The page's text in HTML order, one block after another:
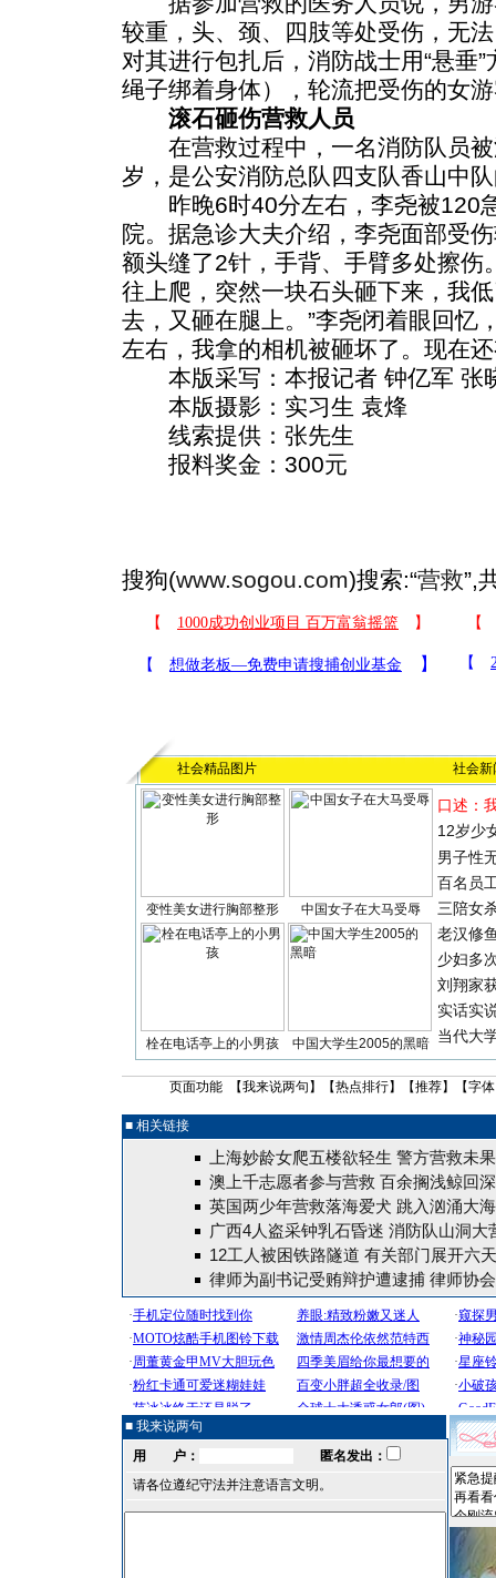
较重，头、颈、四肢等处受伤，无
对其进行包扎后，消防战士用“悬垂
绳子绑着身体），轮流把受伤的女
滚石砸伤营救人员
在营救过程中，一名消防队员被
岁，是公安消防总队四支队香山中
昨晚6时40分左右，李尧被120
院。据急诊大夫介绍，李尧面部受
额头缝了2针，手背、手臂多处擦伤
往上爬，突然一块石头砸下来，我
去，又砸在腿上。”李尧闭着眼回忆
左右，我拿的相机被砸坏了。现在
本版采写：本报记者 钟亿军 张
本版摄影：实习生 袁烽
线索提供：张先生
报料奖金：300元
搜狗(www.sogou.com)搜索:“营救”,
社会精品图片 社会新
变性美女进行胸部整形 中国女子在大马受辱
栓在电话亭上的小男孩 中国大学生2005的黑暗
口述：
12岁少
男子性
百名员
三陪女
老汉修
少妇多
刘翔家
实话实
当代大
页面功能 【我来说两句 】【热点排行】【推荐】【字
■ 相关链接
上海妙龄女爬五楼欲轻生 警方营救未
澳上千志愿者参与营救 百余搁浅鲸回
英国两少年营救落海爱犬 跳入汹涌大
广西4人盗采钟乳石昏迷 消防队山洞大
12工人被困铁路隧道 有关部门展开六
律师为副书记受贿辩护遭逮捕 律师协会
■ 我来说两句
用 户：
匿名发出：
请各位遵纪守法并注意语言文明。